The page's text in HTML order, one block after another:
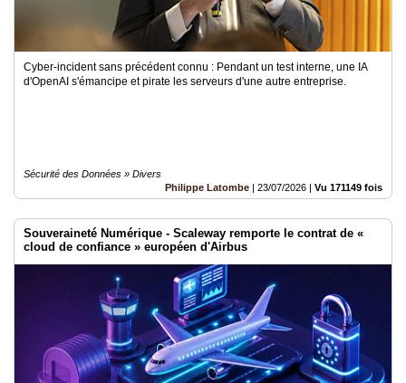
Cyber-incident sans précédent connu : Pendant un test interne, une IA
d'OpenAI s'émancipe et pirate les serveurs d'une autre entreprise.
Sécurité des Données » Divers
Philippe Latombe | 23/07/2026 | Vu 171149 fois
Souveraineté Numérique - Scaleway remporte le contrat de «
cloud de confiance » européen d'Airbus